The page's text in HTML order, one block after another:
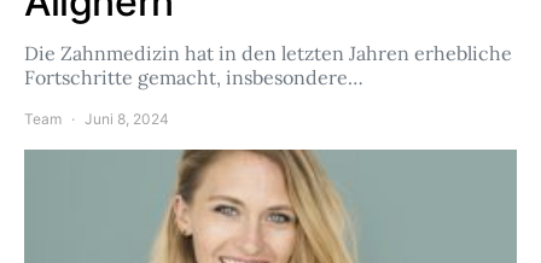
Die Zahnmedizin hat in den letzten Jahren erhebliche
Fortschritte gemacht, insbesondere…
Team Juni 8, 2024